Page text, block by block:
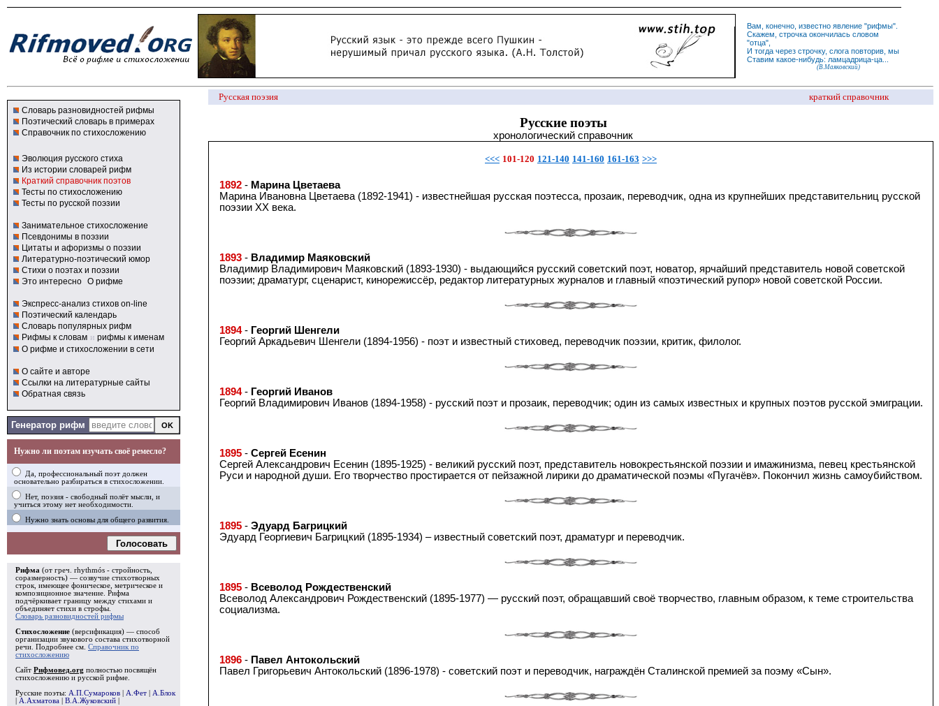
Вам, конечно, известно явление "рифмы".
Скажем, строчка окончилась словом
"отца",
И тогда через строчку, слога повторив, мы
Ставим какое-нибудь: ламцадрица-ца...
(В.Маяковский)
Словарь разновидностей рифмы
Поэтический словарь в примерах
Справочник по стихосложению
Эволюция русского стиха
Из истории словарей рифм
Краткий справочник поэтов
Тесты по стихосложению
Тесты по русской поэзии
Занимательное стихосложение
Псевдонимы в поэзии
Цитаты и афоризмы о поэзии
Литературно-поэтический юмор
Стихи о поэтах и поэзии
Это интересно О рифме
Экспресс-анализ стихов on-line
Поэтический календарь
Словарь популярных рифм
Рифмы к словам и рифмы к именам
О рифме и стихосложении в сети
О сайте и авторе
Ссылки на литературные сайты
Обратная связь
Генератор рифм
Нужно ли поэтам изучать своё ремесло?
Да, профессиональный поэт должен
основательно разбираться в стихосложении.
Нет, поэзия - свободный полёт мысли, и
учиться этому нет необходимости.
Нужно знать основы для общего развития.
Голосовать
Рифма (от греч. rhythmós - стройность,
соразмерность) — созвучие стихотворных
строк, имеющее фоническое, метрическое и
композиционное значение. Рифма
подчёркивает границу между стихами и
объединяет стихи в строфы
Словарь разновидностей рифмы
Стихосложение (версификация) — способ
организации звукового состава стихотворной
речи. Подробнее см. Справочник по
стихосложению
Сайт Рифмовед.org полностью посвящён
стихосложению и русской рифме.
Русские поэты: А.П.Сумароков А.Фет
А.Блок
А.Ахматова В.А.Жуковский
Русская поэзия краткий справочник
Русские поэты
хронологический справочник
<<< 101-120 121-140 141-160 161-163 >>>
1892 - Марина Цветаева
Марина Ивановна Цветаева (1892-1941) - известнейшая русская поэтесса, прозаик, переводчик, одна из крупнейших представительниц русской
поэзии XX века.
1893 - Владимир Маяковский
Владимир Владимирович Маяковский (1893-1930) - выдающийся русский советский поэт, новатор, ярчайший представитель новой советской
поэзии; драматург, сценарист, кинорежиссёр, редактор литературных журналов и главный «поэтический рупор» новой советской России.
1894- Георгий Шенгели
Георгий Аркадьевич Шенгели (1894-1956) - поэт и известный стиховед, переводчик поэзии, критик, филолог.
1894- Георгий Иванов
Георгий Владимирович Иванов (1894-1958) - русский поэт и прозаик, переводчик; один из самых известных и крупных поэтов русской эмиграции.
1895 - Сергей Есенин
Сергей Александрович Есенин (1895-1925) - великий русский поэт, представитель новокрестьянской поэзии и имажинизма, певец крестьянской
Руси и народной души. Его творчество простирается от пейзажной лирики до драматической поэмы «Пугачёв». Покончил жизнь самоубийством.
1895 - Эдуард Багрицкий
Эдуард Георгиевич Багрицкий (1895-1934) – известный советский поэт, драматург и переводчик.
1895 - Всеволод Рождественский
Всеволод Александрович Рождественский (1895-1977) — русский поэт, обращавший своё творчество, главным образом, к теме строительства
социализма.
1896 - Павел Антокольский
Павел Григорьевич Антокольский (1896-1978) - советский поэт и переводчик, награждён Сталинской премией за поэму «Сын».